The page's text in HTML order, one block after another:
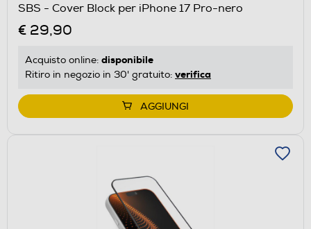
SBS - Cover Block per iPhone 17 Pro-nero
€ 29,90
Acquisto online: disponibile
Ritiro in negozio in 30' gratuito: verifica
AGGIUNGI